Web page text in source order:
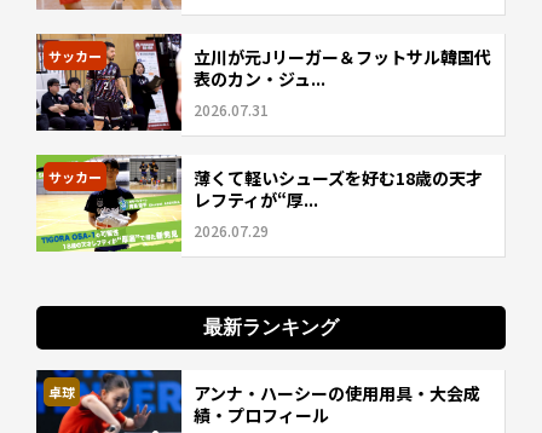
サッカー
立川が元Jリーガー＆フットサル韓国代
表のカン・ジュ...
2026.07.31
サッカー
薄くて軽いシューズを好む18歳の天才
レフティが“厚...
2026.07.29
最新ランキング
卓球
アンナ・ハーシーの使用用具・大会成
績・プロフィール